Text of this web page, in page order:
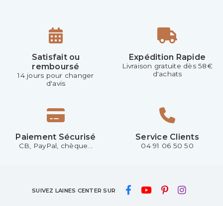
Satisfait ou
remboursé
14 jours pour changer
d'avis
Expédition Rapide
Livraison gratuite dès 58€
d'achats
Paiement Sécurisé
CB, PayPal, chèque...
Service Clients
04 91 06 50 50
SUIVEZ LAINES CENTER SUR